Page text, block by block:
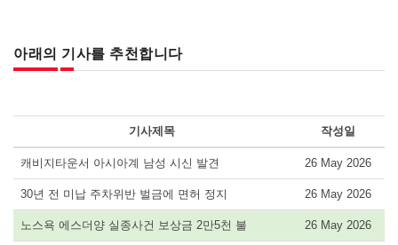
아래의 기사를 추천합니다
기사제목 작성일
캐비지타운서 아시아계 남성 시신 발견 26 May 2026
30년 전 미납 주차위반 벌금에 면허 정지 26 May 2026
노스욕 에스더양 실종사건 보상금 2만5천 불 26 May 2026